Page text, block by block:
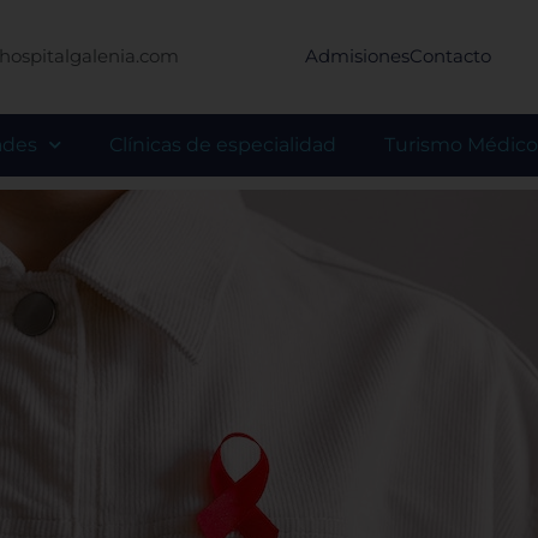
AdmisionesContacto
Clínicas de especialidad Turismo Médico